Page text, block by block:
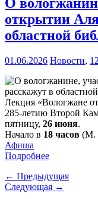
О
открытии
областной
01.06.2026 Новости,
Лекция «Вологжане
285-летию Второй
пятницу, 26 июня.
Начало в 18 часов (М.
Афиша
Подробнее
← Предыдущая
Следующая →